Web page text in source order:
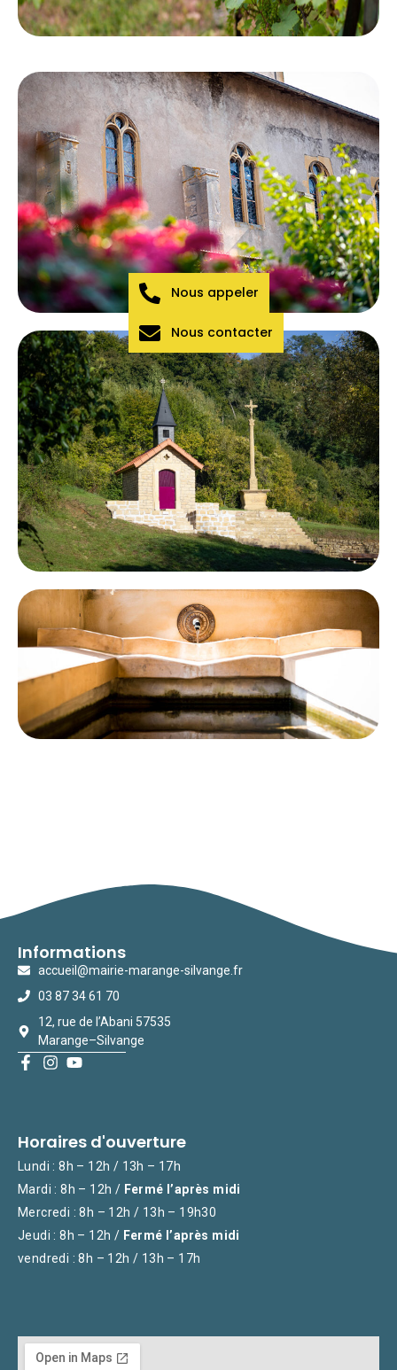
Informations
accueil@mairie-marange-silvange.fr
03 87 34 61 70
12, rue de l’Abani 57535
Marange–Silvange
Horaires d'ouverture
Lundi : 8h – 12h / 13h – 17h
Mardi : 8h – 12h / Fermé l’après midi
Mercredi : 8h – 12h / 13h – 19h30
Jeudi : 8h – 12h / Fermé l’après midi
vendredi : 8h – 12h / 13h – 17h
Nous appeler
Nous contacter